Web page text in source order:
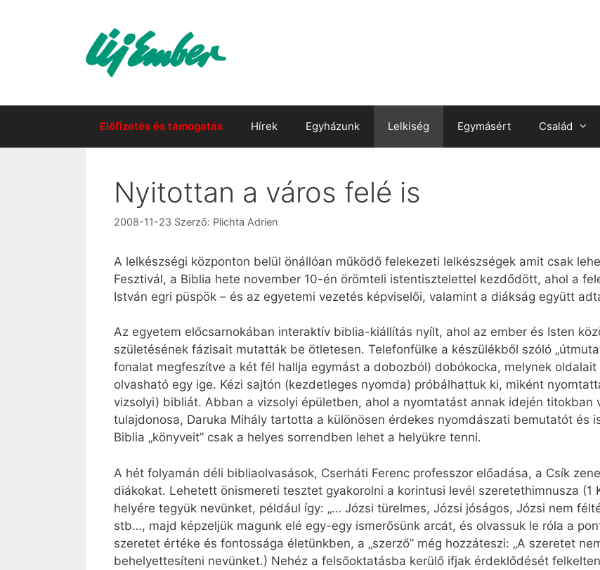
Előfizetés és támogatás Hírek Egyházunk Lelkiség Egymásért Család
Nyitottan a város felé is
2008-11-23 Szerző: Plichta Adrien
A lelkészségi központon belül önállóan működő felekezeti lelkészségek amit csak
Fesztivál, a Biblia hete november 10-én örömteli istentisztelettel kezdődött, ahol a
István egri püspök – és az egyetemi vezetés képviselői, valamint a diákság együtt
Az egyetem előcsarnokában interaktív biblia-kiállítás nyílt, ahol az ember és Isten
születésének fázisait mutatták be ötletesen. Telefonfülke a készülékből szóló
fonalat megfeszítve a két fél hallja egymást a dobozból) dobókocka, melynek
olvasható egy ige. Kézi sajtón (kezdetleges nyomda) próbálhattuk ki, miként
vizsolyi) bibliát. Abban a vizsolyi épületben, ahol a nyomtatást annak idején titokban
tulajdonosa, Daruka Mihály tartotta a különösen érdekes nyomdászati bemutatót és
Biblia „könyveit” csak a helyes sorrendben lehet a helyükre tenni.
A hét folyamán déli bibliaolvasások, Cserháti Ferenc professzor előadása, a Csík
diákokat. Lehetett önismereti tesztet gyakorolni a korintusi levél szeretethimnusza (1
helyére tegyük nevünket, például így: „… Józsi türelmes, Józsi jóságos, Józsi nem
stb…, majd képzeljük magunk elé egy-egy ismerősünk arcát, és olvassuk le róla a
szeretet értéke és fontossága életünkben, a „szerző” még hozzáteszi: „A szeretet
behelyettesíteni nevünket.) Nehéz a felsőoktatásba kerülő ifjak érdeklődését